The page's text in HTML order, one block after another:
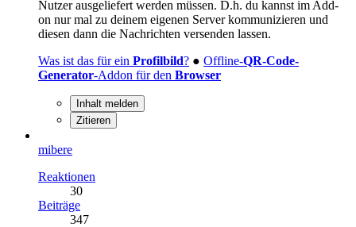
Nutzer ausgeliefert werden müssen. D.h. du kannst im Add-
on nur mal zu deinem eigenen Server kommunizieren und
diesen dann die Nachrichten versenden lassen.
Was ist das für ein Profilbild? ● Offline-QR-Code-
Generator-Addon für den Browser
Inhalt melden
Zitieren
mibere
Reaktionen
30
Beiträge
347